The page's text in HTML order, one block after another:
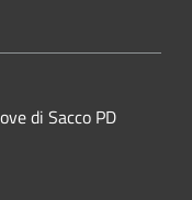
di Sacco PD